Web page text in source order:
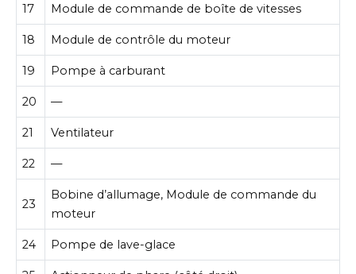
17 Module de commande de boîte de vitesses
18 Module de contrôle du moteur
19 Pompe à carburant
20 —
21 Ventilateur
22 —
23
Bobine d’allumage, Module de commande du
moteur
24 Pompe de lave-glace